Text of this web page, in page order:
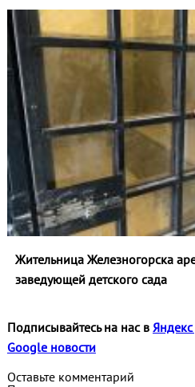
Жительница Железногорска
заведующей детского сада
Подписывайтесь на нас в
Google новости
Оставьте комментарий